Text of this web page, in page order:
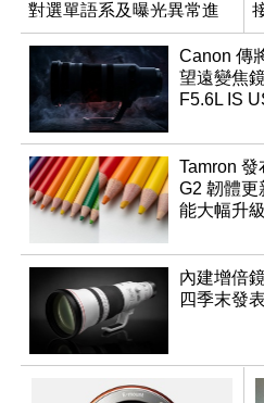
對選單語系及曝光異常進
行修復
Canon 傳
望遠變焦
F5.6L IS
Tamron
G2 韌體更
能大幅升級
內建增倍
四季末發